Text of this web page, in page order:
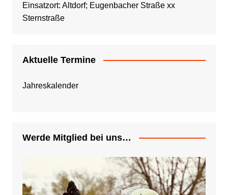
Einsatzort: Altdorf; Eugenbacher Straße xx
Sternstraße
Aktuelle Termine
Jahreskalender
Werde Mitglied bei uns…